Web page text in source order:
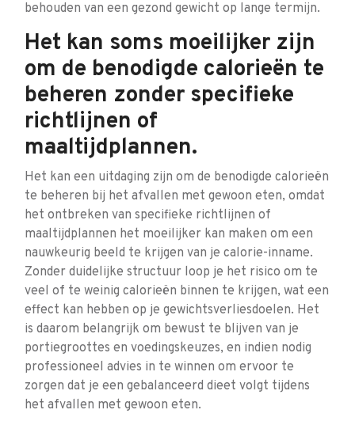
behouden van een gezond gewicht op lange termijn.
Het kan soms moeilijker zijn
om de benodigde calorieën te
beheren zonder specifieke
richtlijnen of
maaltijdplannen.
Het kan een uitdaging zijn om de benodigde calorieën
te beheren bij het afvallen met gewoon eten, omdat
het ontbreken van specifieke richtlijnen of
maaltijdplannen het moeilijker kan maken om een
nauwkeurig beeld te krijgen van je calorie-inname.
Zonder duidelijke structuur loop je het risico om te
veel of te weinig calorieën binnen te krijgen, wat een
effect kan hebben op je gewichtsverliesdoelen. Het
is daarom belangrijk om bewust te blijven van je
portiegroottes en voedingskeuzes, en indien nodig
professioneel advies in te winnen om ervoor te
zorgen dat je een gebalanceerd dieet volgt tijdens
het afvallen met gewoon eten.